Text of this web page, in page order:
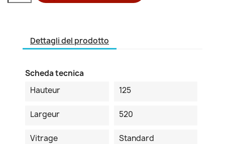
Dettagli del prodotto
Scheda tecnica
Hauteur
125
Largeur 520
Vitrage Standard